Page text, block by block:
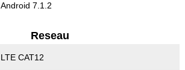
Android 7.1.2
Reseau
LTE CAT12